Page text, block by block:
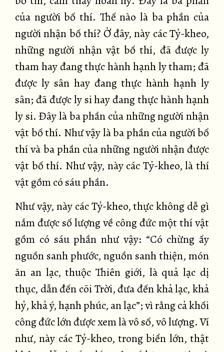
của người bố thí. Thế nào là ba phần của
người nhận bố thí? Ở đây, này các Tỷ-kheo,
những người nhận vật bố thí, đã được ly
tham hay đang thực hành hạnh ly tham; đã
được ly sân hay đang thực hành hạnh ly
sân; đã được ly si hay đang thực hành hạnh
ly si. Đây là ba phần của những người nhận
vật bố thí. Như vậy là ba phần của người bố
thí và ba phần của những người nhận được
vật bố thí. Như vậy, này các Tỷ-kheo, là thí
vật gồm có sáu phần.
Như vậy, này các Tỷ-kheo, thực không dễ gì
nắm được số lượng về công đức một thí vật
gồm có sáu phần như vậy: “Có chừng ấy
nguồn sanh phước, nguồn sanh thiện, món
ăn an lạc, thuộc Thiên giới, là quả lạc dị
thục, dẫn đến cõi Trời, đưa đến khả lạc, khả
hỷ, khả ý, hạnh phúc, an lạc”; vì rằng cả khối
công đức lớn được xem là vô số, vô lượng. Ví
như, này các Tỷ-kheo, trong biển lớn, thật